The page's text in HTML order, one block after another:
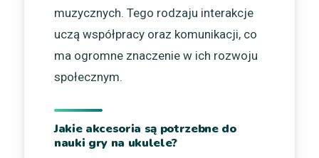
muzycznych. Tego rodzaju interakcje
uczą współpracy oraz komunikacji, co
ma ogromne znaczenie w ich rozwoju
społecznym.
Jakie akcesoria są potrzebne do
nauki gry na ukulele?